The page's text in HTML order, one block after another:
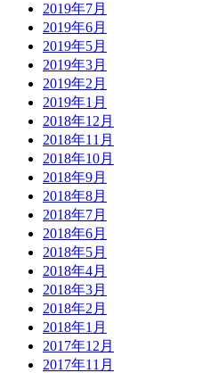
2019年7月
2019年6月
2019年5月
2019年3月
2019年2月
2019年1月
2018年12月
2018年11月
2018年10月
2018年9月
2018年8月
2018年7月
2018年6月
2018年5月
2018年4月
2018年3月
2018年2月
2018年1月
2017年12月
2017年11月